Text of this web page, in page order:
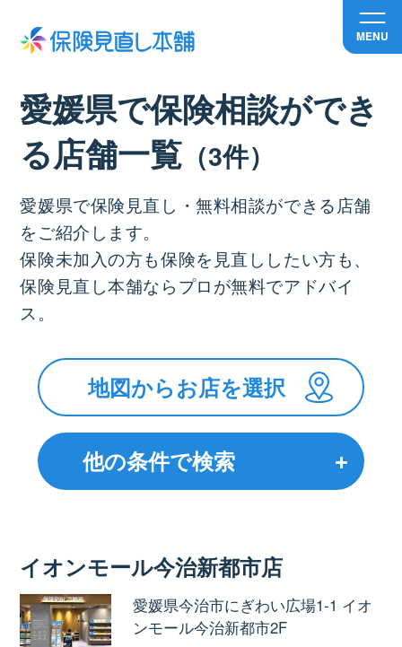
MENU
愛媛県で保険相談ができ
る店舗⼀覧 （3件）
愛媛県で保険見直し・無料相談ができる店舗
をご紹介します。
保険未加入の方も保険を見直ししたい方も、
保険見直し本舗ならプロが無料でアドバイ
ス。
地図からお店を選択
他の条件で検索
イオンモール今治新都市店
愛媛県今治市にぎわい広場1-1 イオ
ンモール今治新都市2F